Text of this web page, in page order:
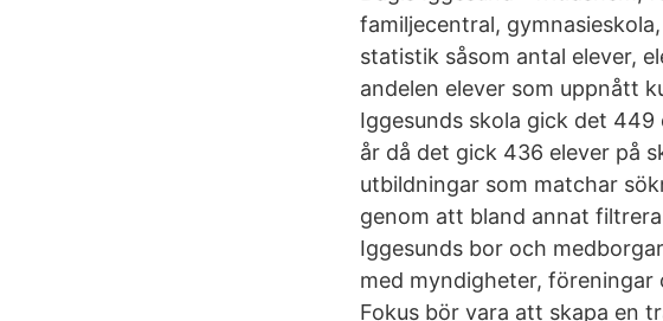
familjecentral,
statistik såsom antal elever,
andelen elever som uppnått
Iggesunds skola gick det
år då det gick 436 elever på
utbildningar som matchar
genom att bland annat
Iggesunds bor och
med myndigheter,
Fokus bör vara att skapa en